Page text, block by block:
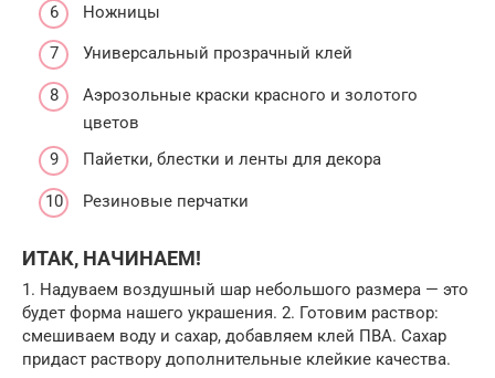
Ножницы
Универсальный прозрачный клей
Аэрозольные краски красного и золотого
цветов
Пайетки, блестки и ленты для декора
Резиновые перчатки
ИТАК, НАЧИНАЕМ!
1. Надуваем воздушный шар небольшого размера — это
будет форма нашего украшения. 2. Готовим раствор:
смешиваем воду и сахар, добавляем клей ПВА. Сахар
придаст раствору дополнительные клейкие качества.